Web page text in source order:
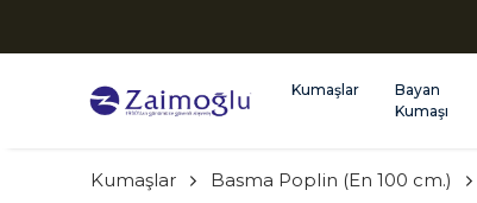
Kumaşlar
Bayan
Kumaşı
Kumaşlar Basma Poplin (En 100 cm.)